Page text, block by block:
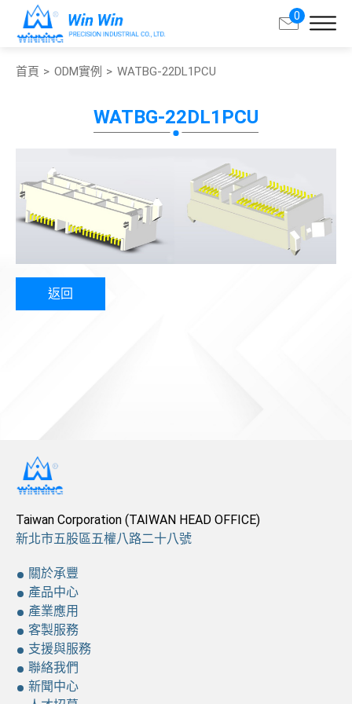
0
首頁 ODM實例 WATBG-22DL1PCU
WATBG-22DL1PCU
返回
新北市五股區五權八路二十八號
Taiwan Corporation (TAIWAN HEAD OFFICE)
關於承豐
產品中心
產業應用
客製服務
支援與服務
聯絡我們
新聞中心
產品中心
產業應用
支援與服務
中文